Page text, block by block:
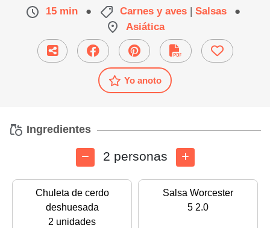
15 min ● Carnes y aves | Salsas
●
Asiática
Yo anoto
Ingredientes
2 personas
Chuleta de cerdo
deshuesada
2 unidades
Salsa Worcester
5 2.0